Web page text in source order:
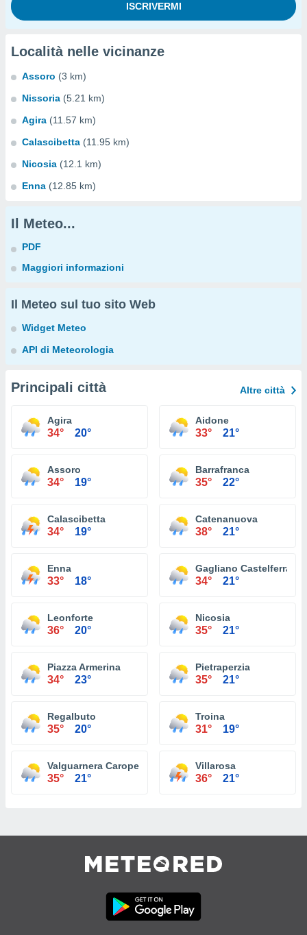
Località nelle vicinanze
Assoro (3 km)
Nissoria (5.21 km)
Agira (11.57 km)
Calascibetta (11.95 km)
Nicosia (12.1 km)
Enna (12.85 km)
Il Meteo...
PDF
Maggiori informazioni
Il Meteo sul tuo sito Web
Widget Meteo
API di Meteorologia
Principali città Altre città
Agira
34° 20°
Aidone
33° 21°
Assoro
34° 19°
Barrafranca
35° 22°
Calascibetta
34° 19°
Catenanuova
38° 21°
Enna
33° 18°
Gagliano Castelferrato
34° 21°
Leonforte
36° 20°
Nicosia
35° 21°
Piazza Armerina
34° 23°
Pietraperzia
35° 21°
Regalbuto
35° 20°
Troina
31° 19°
Valguarnera Caropepe
35° 21°
Villarosa
36° 21°